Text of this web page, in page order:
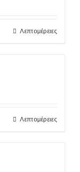
Λεπτομέρειες
Λεπτομέρειες